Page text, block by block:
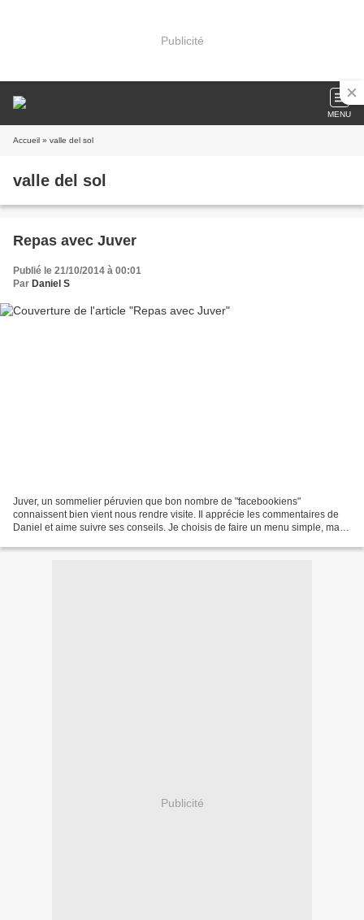
Publicité
MENU
Accueil » valle del sol
valle del sol
Repas avec Juver
Publié le 21/10/2014 à 00:01
Par Daniel S
Juver, un sommelier péruvien que bon nombre de "facebookiens"
connaissent bien vient nous rendre visite. Il apprécie les commentaires de
Daniel et aime suivre ses conseils. Je choisis de faire un menu simple, mais
Publicité